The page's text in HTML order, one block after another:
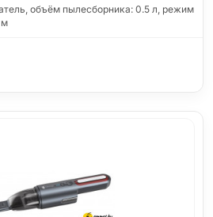
объём пылесборника: 0.5 л, режим
м